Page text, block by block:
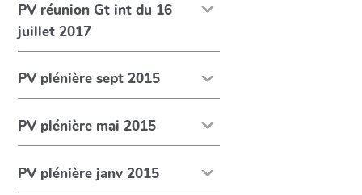
PV réunion Gt int du 16
juillet 2017
PV plénière sept 2015
PV plénière mai 2015
PV plénière janv 2015